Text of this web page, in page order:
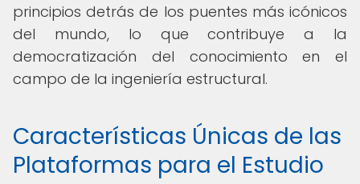
principios detrás de los puentes más icónicos
del mundo, lo que contribuye a la
democratización del conocimiento en el
campo de la ingeniería estructural.
Características Únicas de las
Plataformas para el Estudio